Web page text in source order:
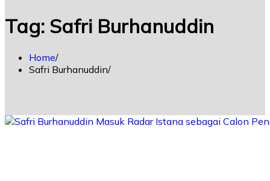
Tag: Safri Burhanuddin
Home
Safri Burhanuddin